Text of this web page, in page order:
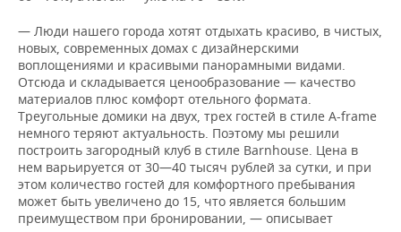
— Люди нашего города хотят отдыхать красиво, в чистых,
новых, современных домах с дизайнерскими
воплощениями и красивыми панорамными видами.
Отсюда и складывается ценообразование — качество
материалов плюс комфорт отельного формата.
Треугольные домики на двух, трех гостей в стиле A-frame
немного теряют актуальность. Поэтому мы решили
построить загородный клуб в стиле Barnhouse. Цена в
нем варьируется от 30—40 тысяч рублей за сутки, и при
этом количество гостей для комфортного пребывания
может быть увеличено до 15, что является большим
преимуществом при бронировании, — описывает